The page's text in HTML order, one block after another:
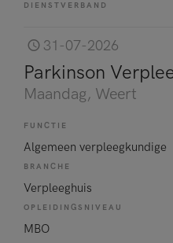
DIENSTVERBAND
31-07-2026
Parkinson
Maandag, Weert
FUNCTIE
Algemeen verpleegkundige
BRANCHE
Verpleeghuis
OPLEIDINGSNIVEAU
MBO